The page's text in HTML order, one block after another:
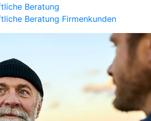
Beratung
Beratung Firmenkunden